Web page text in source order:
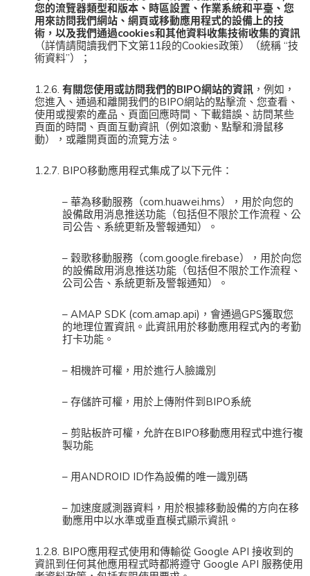
您的流覽器類型和版本、時區設置、作業系統和平臺、您
用來訪問我們網站、網頁或移動應用程式的設備上的技
術，以及我們通過cookies和其他資料收集技術收集的資訊
（詳情請閱讀我們下文第11段的Cookies政策）（統稱 “技
術資料”）；
1.2.6. 有關您使用或訪問我們的BIPO網站的資訊 ，例如，
您進入、通過和離開我們的BIPO網站的點擊流、您查看、
使用或搜索的產品、頁面回應時間、下載錯誤、訪問某些
頁面的時間、頁面互動資訊（例如滾動、點擊和滑鼠移
動），或離開頁面的流覽方法。
1.2.7. BIPO移動應用程式集成了以下元件：
– 華為移動服務（com.huawei.hms），用於向您的
設備啟用消息推送功能（包括但不限於工作流程、公
司公告、系統更新及警報通知）。
– 穀歌移動服務（com.google.firebase），用於向您
的設備啟用消息推送功能（包括但不限於工作流程、
公司公告、系統更新及警報通知）。
– AMAP SDK (com.amap.api)，會通過GPS獲取您
的地理位置資訊。此資訊用於移動應用程式內的考勤
打卡功能。
– 相機許可權，用於進行人臉識別
– 存儲許可權，用於上傳附件到BIPO系統
– 剪貼板許可權，允許在BIPO移動應用程式中進行複
製功能
– 用ANDROID ID作為設備的唯一識別碼
– 加速度感測器資料，用於根據移動設備的方向在移
動應用中以水準或垂直模式顯示資訊。
1.2.8. BIPO應用程式使用和傳輸從 Google API 接收到的
資訊到任何其他應用程式時都將遵守 Google API 服務使用